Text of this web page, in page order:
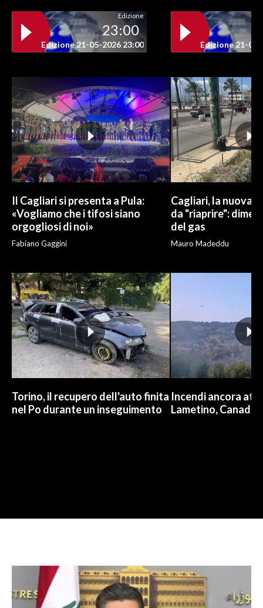
Edizione
23:00
Edizione 21-05-2026 23:00 Edizione 21-05-
Il Cagliari si presenta a Pula:
«Vogliamo che i tifosi siano
orgogliosi di noi»
Fabiano Gaggini
Cagliari, la nuova
da "riaprire":
del gas
Mauro Madeddu
Torino, il recupero dell'auto finita
nel Po durante un inseguimento
Incendi ancora
Lametino,